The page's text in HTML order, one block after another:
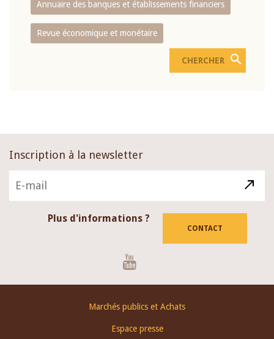
Annuaire des banques et établissements financiers
Revue économique et monétaire
Inscription à la newsletter
Plus d'informations ?
CONTACT
Marchés publics et Achats
Espace presse